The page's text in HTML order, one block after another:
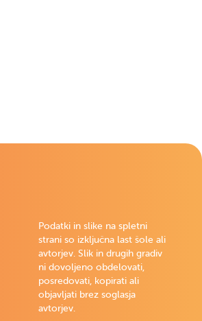
Podatki in slike na spletni
strani so izključna last šole ali
avtorjev. Slik in drugih gradiv
ni dovoljeno obdelovati,
posredovati, kopirati ali
objavljati brez soglasja
avtorjev.